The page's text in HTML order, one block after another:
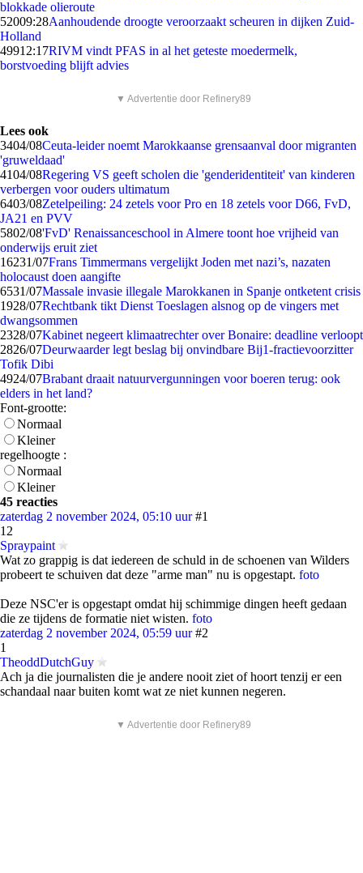
blokkade olieroute
52009:28Aanhoudende droogte veroorzaakt scheuren in dijken Zuid-
Holland
49912:17RIVM vindt PFAS in al het geteste moedermelk,
borstvoeding blijft advies
▼ Advertentie door Refinery89
Lees ook
3404/08Ceuta-leider noemt Marokkaanse grensaanval door migranten
'gruweldaad'
4104/08Regering VS geeft scholen die 'genderidentiteit' van kinderen
verbergen voor ouders ultimatum
6403/08Zetelpeiling: 24 zetels voor Pro en 18 zetels voor D66, FvD,
JA21 en PVV
5802/08'FvD' Renaissanceschool in Almere toont hoe vrijheid van
onderwijs eruit ziet
16231/07Frans Timmermans vergelijkt Joden met nazi’s, nazaten
holocaust doen aangifte
6531/07Massale invasie illegale Marokkanen in Spanje ontketent crisis
1928/07Rechtbank tikt Dienst Toeslagen alsnog op de vingers met
dwangsommen
2328/07Kabinet negeert klimaatrechter over Bonaire: deadline verloopt
2826/07Deurwaarder legt beslag bij onvindbare Bij1-fractievoorzitter
Tofik Dibi
4924/07Brabant draait natuurvergunningen voor boeren terug: ook
elders in het land?
Font-grootte:
Normaal
Kleiner
regelhoogte :
Normaal
Kleiner
45 reacties
zaterdag 2 november 2024, 05:10 uur #1
12
Spraypaint
Wat zo grappig is dat iedereen de schuld in de schoenen van Wilders
probeert te schuiven dat deze "arme man" nu is opgestapt. foto
Deze NSC'er is opgestapt omdat hij schimmige dingen heeft gedaan
die ze tijdens de formatie niet wisten. foto
zaterdag 2 november 2024, 05:59 uur #2
1
TheoddDutchGuy
Ach ja die journalisten die je andere nooit ziet of hoort tenzij er een
schandaal naar buiten komt wat ze niet kunnen negeren.
▼ Advertentie door Refinery89